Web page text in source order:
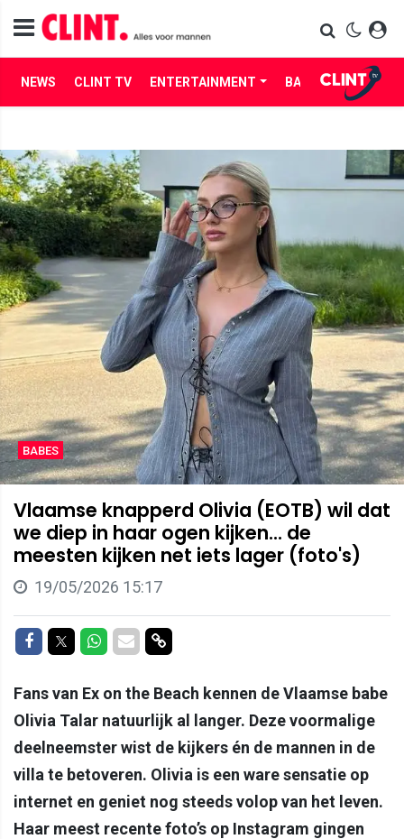
NEWS CLINT TV ENTERTAINMENT BABES LIFE
BABES
Vlaamse knapperd Olivia (EOTB) wil dat
we diep in haar ogen kijken... de
meesten kijken net iets lager (foto's)
19/05/2026 15:17
Delen op Facebook
Delen op Twitter
Delen op Whatsapp
Delen via Mail
Delen via link
Fans van Ex on the Beach kennen de Vlaamse babe
Olivia Talar natuurlijk al langer. Deze voormalige
deelneemster wist de kijkers én de mannen in de
villa te betoveren. Olivia is een ware sensatie op
internet en geniet nog steeds volop van het leven.
Haar meest recente foto’s op Instagram gingen